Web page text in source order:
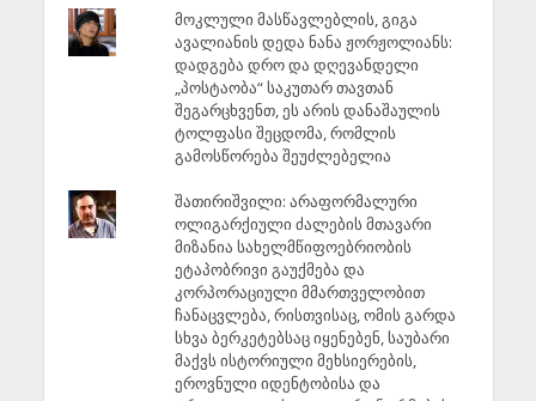
მოკლული მასწავლებლის, გიგა
ავალიანის დედა ნანა ჟორჟოლიანს:
დადგება დრო და დღევანდელი
„პოსტაობა“ საკუთარ თავთან
შეგარცხვენთ, ეს არის დანაშაულის
ტოლფასი შეცდომა, რომლის
გამოსწორება შეუძლებელია
შათირიშვილი: არაფორმალური
ოლიგარქიული ძალების მთავარი
მიზანია სახელმწიფოებრიობის
ეტაპობრივი გაუქმება და
კორპორაციული მმართველობით
ჩანაცვლება, რისთვისაც, ომის გარდა
სხვა ბერკეტებსაც იყენებენ, საუბარი
მაქვს ისტორიული მეხსიერების,
ეროვნული იდენტობისა და